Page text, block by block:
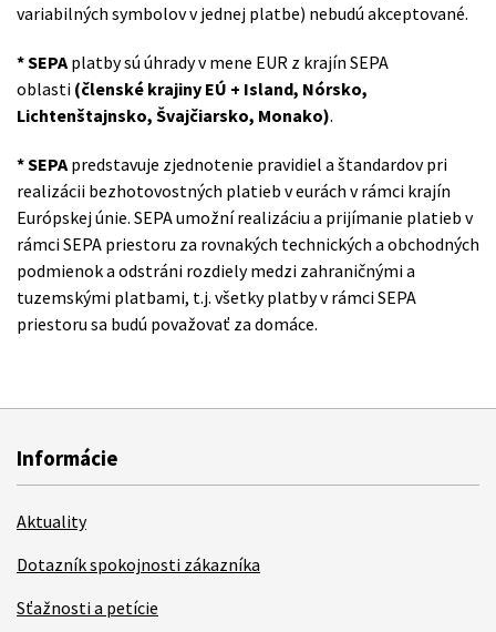
variabilných symbolov v jednej platbe) nebudú akceptované.
* SEPAplatby sú úhrady v mene EUR z krajín SEPA
oblasti (členské krajiny EÚ + Island, Nórsko,
Lichtenštajnsko, Švajčiarsko, Monako).
* SEPApredstavuje zjednotenie pravidiel a štandardov pri
realizácii bezhotovostných platieb v eurách v rámci krajín
Európskej únie. SEPA umožní realizáciu a prijímanie platieb v
rámci SEPA priestoru za rovnakých technických a obchodných
podmienok a odstráni rozdiely medzi zahraničnými a
tuzemskými platbami, t.j. všetky platby v rámci SEPA
priestoru sa budú považovať za domáce.
Informácie
Aktuality
Dotazník spokojnosti zákazníka
Sťažnosti a petície